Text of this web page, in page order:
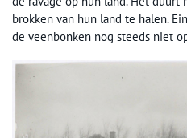
brokken van hun land te halen.
de veenbonken nog steeds niet